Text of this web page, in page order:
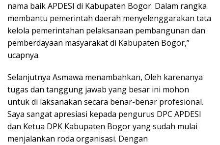
nama baik APDESI di Kabupaten Bogor. Dalam rangka
membantu pemerintah daerah menyelenggarakan tata
kelola pemerintahan pelaksanaan pembangunan dan
pemberdayaan masyarakat di Kabupaten Bogor,”
ucapnya.
Selanjutnya Asmawa menambahkan, Oleh karenanya
tugas dan tanggung jawab yang besar ini mohon
untuk di laksanakan secara benar-benar profesional.
Saya sangat apresiasi kepada pengurus DPC APDESI
dan Ketua DPK Kabupaten Bogor yang sudah mulai
menjalankan roda organisasi. Dengan